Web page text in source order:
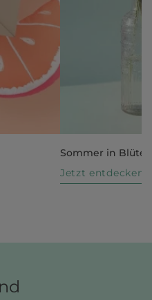
Sommer in Blüte
Jetzt entdecken